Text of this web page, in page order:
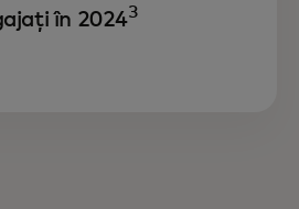
în 20243